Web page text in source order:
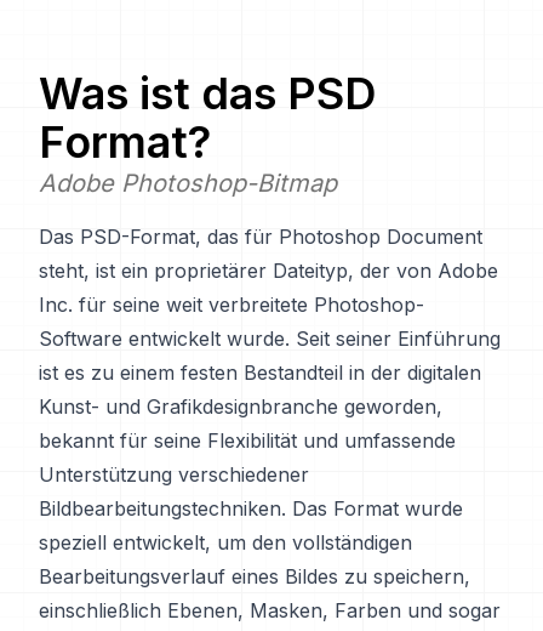
Was ist das PSD
Format?
Adobe Photoshop-Bitmap
Das PSD-Format, das für Photoshop Document
steht, ist ein proprietärer Dateityp, der von Adobe
Inc. für seine weit verbreitete Photoshop-
Software entwickelt wurde. Seit seiner Einführung
ist es zu einem festen Bestandteil in der digitalen
Kunst- und Grafikdesignbranche geworden,
bekannt für seine Flexibilität und umfassende
Unterstützung verschiedener
Bildbearbeitungstechniken. Das Format wurde
speziell entwickelt, um den vollständigen
Bearbeitungsverlauf eines Bildes zu speichern,
einschließlich Ebenen, Masken, Farben und sogar